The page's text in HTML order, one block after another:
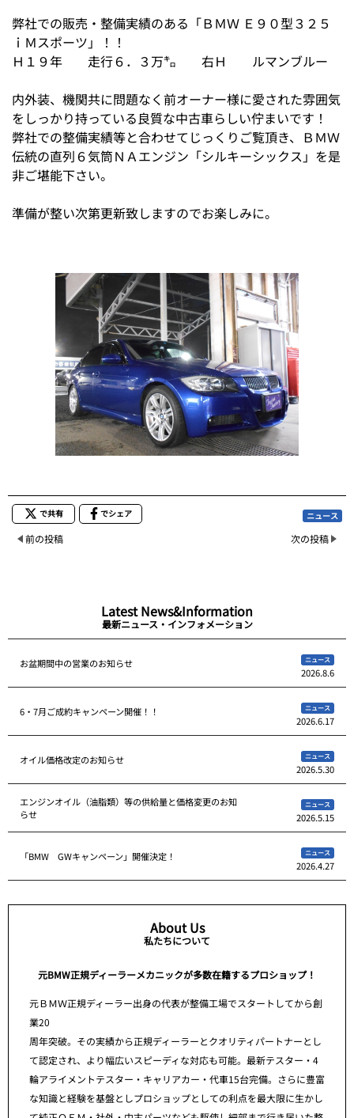
弊社での販売・整備実績のある「ＢＭＷ Ｅ９０型３２５
ｉＭスポーツ」！！
Ｈ１９年 走行６．３万㌔ 右Ｈ ルマンブルー
内外装、機関共に問題なく前オーナー様に愛された雰囲気
をしっかり持っている良質な中古車らしい佇まいです！
弊社での整備実績等と合わせてじっくりご覧頂き、ＢＭＷ
伝統の直列６気筒ＮＡエンジン「シルキーシックス」を是
非ご堪能下さい。
準備が整い次第更新致しますのでお楽しみに。
で共有 でシェア ニュース
前の投稿 次の投稿
Latest News&Information
最新ニュース・インフォメーション
お盆期間中の営業のお知らせ ニュース
2026.8.6
6・7月ご成約キャンペーン開催！！ ニュース
2026.6.17
オイル価格改定のお知らせ ニュース
2026.5.30
エンジンオイル（油脂類）等の供給量と価格変更のお知
らせ
ニュース
2026.5.15
「BMW GWキャンペーン」開催決定！ ニュース
2026.4.27
About Us
私たちについて
元BMW正規ディーラーメカニックが多数在籍するプロショップ！
元ＢＭＷ正規ディーラー出身の代表が整備工場でスタートしてから創
業20
周年突破。その実績から正規ディーラーとクオリティパートナーとし
て認定され、より幅広いスピーディな対応も可能。最新テスター・4
輪アライメントテスター・キャリアカー・代車15台完備。さらに豊富
な知識と経験を基盤としプロショップとしての利点を最大限に生かし